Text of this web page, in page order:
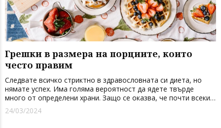
Грешки в размера на порциите, които
често правим
Следвате всичко стриктно в здравословната си диета, но
нямате успех. Има голяма вероятност да ядете твърде
много от определени храни. Защо се оказва, че почти всеки
прави грешки в размера на порциите, особено когато се
опитва да отслабне. Кои са най-често допусканите грешки в
24/03/2024